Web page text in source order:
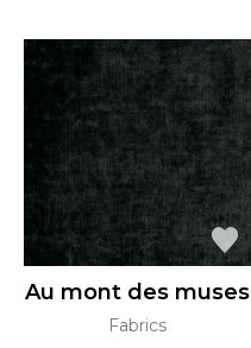
Au mont des muses
Fabrics